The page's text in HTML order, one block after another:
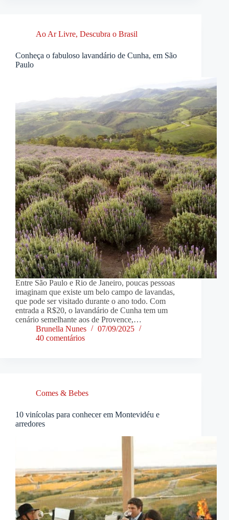
Ao Ar Livre, Descubra o Brasil
Conheça o fabuloso lavandário de Cunha, em São
Paulo
Entre São Paulo e Rio de Janeiro, poucas pessoas
imaginam que existe um belo campo de lavandas,
que pode ser visitado durante o ano todo. Com
entrada a R$20, o lavandário de Cunha tem um
cenário semelhante aos de Provence,…
Brunella Nunes
07/09/2025
40 comentários
Comes & Bebes
10 vinícolas para conhecer em Montevidéu e
arredores